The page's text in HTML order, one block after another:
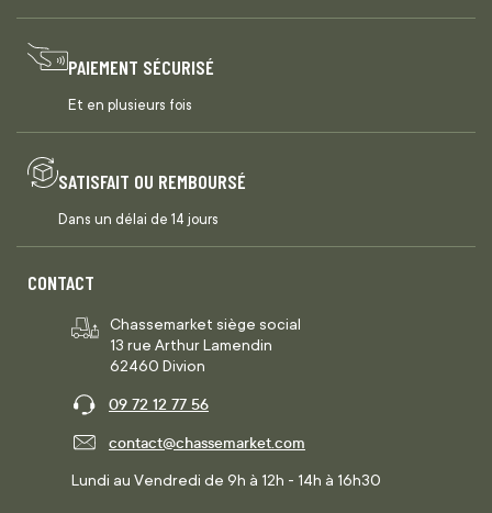
PAIEMENT SÉCURISÉ
Et en plusieurs fois
SATISFAIT OU REMBOURSÉ
Dans un délai de 14 jours
CONTACT
Chassemarket siège social
13 rue Arthur Lamendin
62460 Divion
09 72 12 77 56
contact@chassemarket.com
Lundi au Vendredi de 9h à 12h - 14h à 16h30